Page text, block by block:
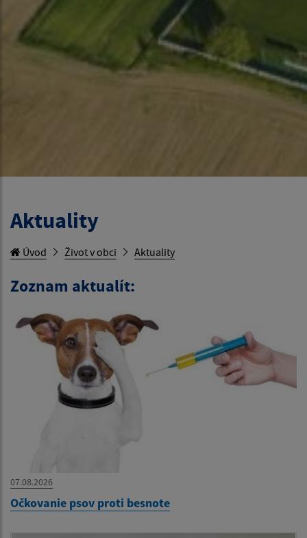
Aktuality
Úvod Život v obci Aktuality
Zoznam aktualít:
07.08.2026
Očkovanie psov proti besnote